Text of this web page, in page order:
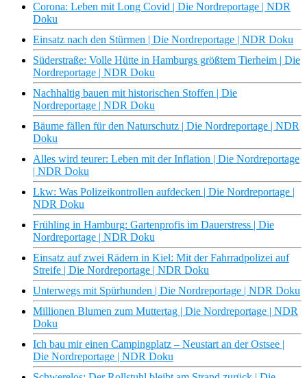
Corona: Leben mit Long Covid | Die Nordreportage | NDR
Doku
Einsatz nach den Stürmen | Die Nordreportage | NDR Doku
Süderstraße: Volle Hütte in Hamburgs größtem Tierheim | Die
Nordreportage | NDR Doku
Nachhaltig bauen mit historischen Stoffen | Die
Nordreportage | NDR Doku
Bäume fällen für den Naturschutz | Die Nordreportage | NDR
Doku
Alles wird teurer: Leben mit der Inflation | Die Nordreportage
| NDR Doku
Lkw: Was Polizeikontrollen aufdecken | Die Nordreportage |
NDR Doku
Frühling in Hamburg: Gartenprofis im Dauerstress | Die
Nordreportage | NDR Doku
Einsatz auf zwei Rädern in Kiel: Mit der Fahrradpolizei auf
Streife | Die Nordreportage | NDR Doku
Unterwegs mit Spürhunden | Die Nordreportage | NDR Doku
Millionen Blumen zum Muttertag | Die Nordreportage | NDR
Doku
Ich bau mir einen Campingplatz – Neustart an der Ostsee |
Die Nordreportage | NDR Doku